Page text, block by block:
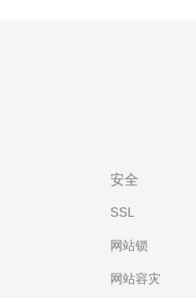
安全
SSL
网站锁
网站容灾